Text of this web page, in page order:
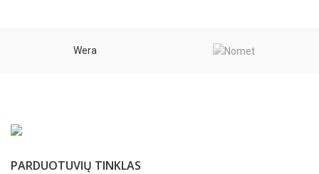
Wera
PARDUOTUVIŲ TINKLAS